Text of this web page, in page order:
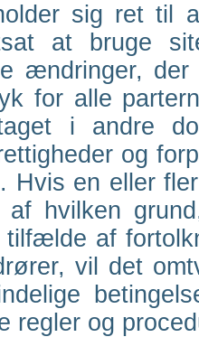
sig ret til
at bruge
ændringer,
for alle
i andre
og
Hvis en eller
af hvilken
af
vil det
regler og